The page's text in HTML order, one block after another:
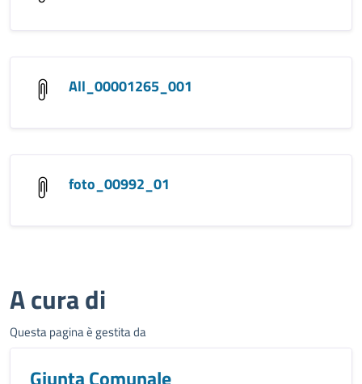
All_00001265_001
foto_00992_01
A cura di
Questa pagina è gestita da